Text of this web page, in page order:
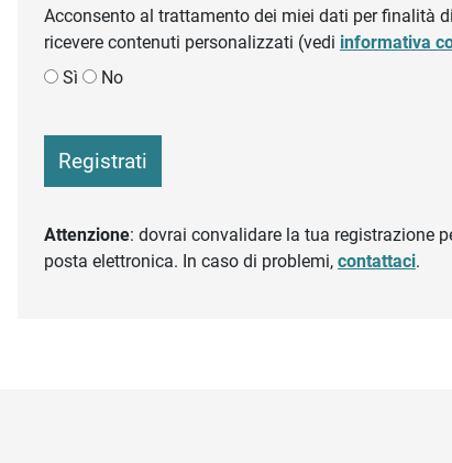
Acconsento al trattamento dei miei dati per finalità
ricevere contenuti personalizzati (vedi informativa
Sì
No
Registrati
Attenzione: dovrai convalidare la tua registrazione
posta elettronica. In caso di problemi, contattaci.